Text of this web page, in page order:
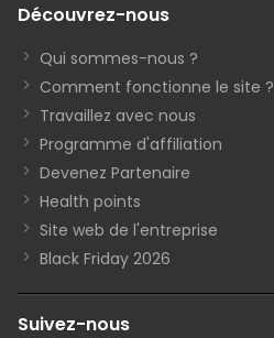
Découvrez-nous
Qui sommes-nous ?
Comment fonctionne le site ?
Travaillez avec nous
Programme d'affiliation
Devenez Partenaire
Health points
Site web de l'entreprise
Black Friday 2026
Suivez-nous